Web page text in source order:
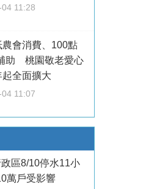
11:28
農會消費、100點
助 桃園敬老愛心
全面擴大
11:07
區8/10停水11小
萬戶受影響